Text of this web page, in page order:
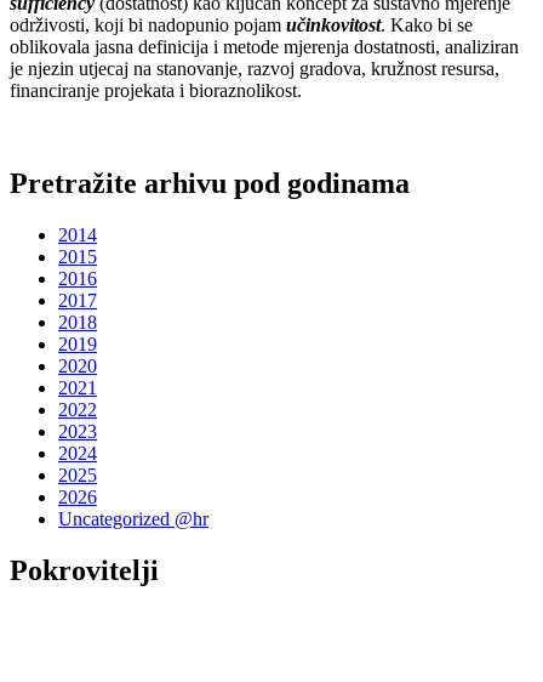
održivosti, koji bi nadopunio pojam učinkovitost. Kako bi se
oblikovala jasna definicija i metode mjerenja dostatnosti, analiziran
je njezin utjecaj na stanovanje, razvoj gradova, kružnost resursa,
financiranje projekata i bioraznolikost.
Pretražite arhivu pod godinama
2014
2015
2016
2017
2018
2019
2020
2021
2022
2023
2024
2025
2026
Uncategorized @hr
Pokrovitelji